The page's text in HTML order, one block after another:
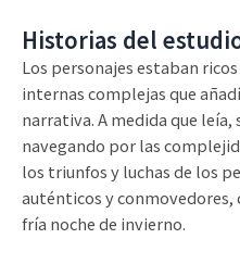
Historias del
Los personajes estaban
internas complejas que
narrativa. A medida que leía,
navegando por las
los triunfos y luchas de los
auténticos y conmovedores,
fría noche de invierno.